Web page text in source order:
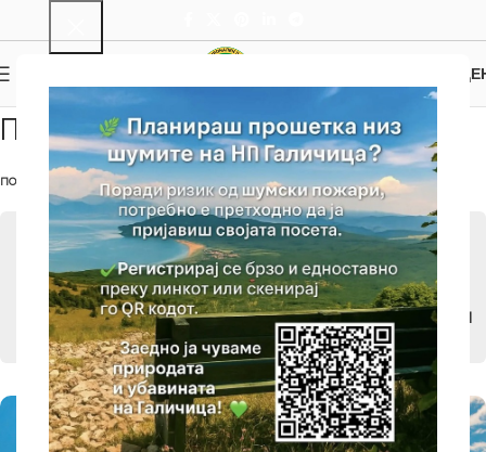
Параглајдинг
ПОЧЕТНА АТРАКЦИИ/АКТИВЕН ТУРИЗАМ/ПАРАГЛАЈДИНГ
АТРАКЦИИ
АКТИВЕН ТУРИЗАМ
ПАРАГЛАЈДИНГ
ПЕШАЧЕЊЕ И ВЕЛОСИПЕДИЗАМ
ИЗЛЕТНИЧКИ МЕСТА И ДРУГИ ЗНАМЕНИТОСТИ
ЛОКВИ И ИЗВОРИ
ТУРИСТИЧКИ АТРАКЦИИ